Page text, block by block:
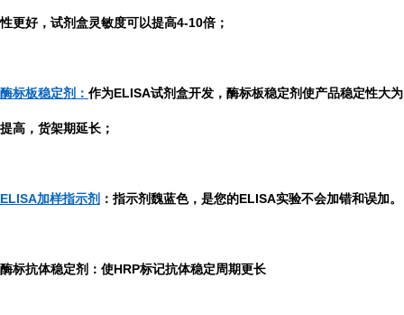
性更好，试剂盒灵敏度可以提高4-10倍；
酶标板稳定剂： 作为ELISA试剂盒开发，酶标板稳定剂使产品稳定性大为
提高，货架期延长；
ELISA加样指示剂 ：指示剂魏蓝色，是您的ELISA实验不会加错和误加。
酶标抗体稳定剂：使HRP标记抗体稳定周期更长